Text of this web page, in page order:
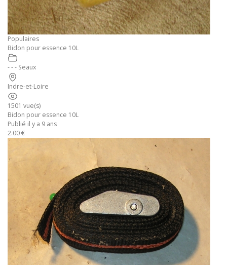
Populaires
Bidon pour essence 10L
- - - Seaux
Indre-et-Loire
1501 vue(s)
Bidon pour essence 10L
Publié il y a 9 ans
2.00 €